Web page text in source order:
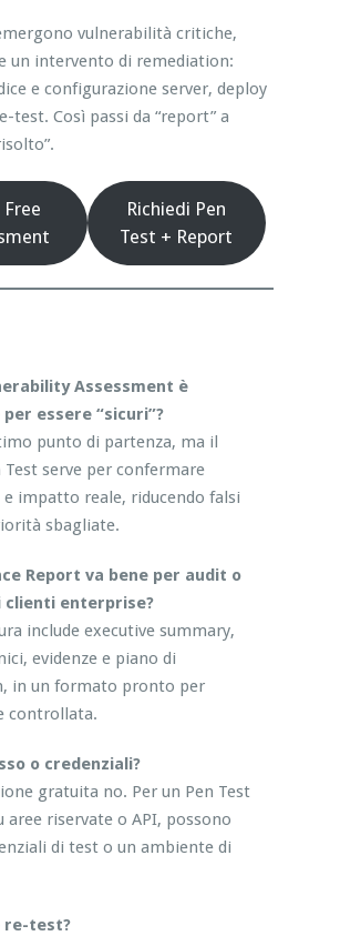
vulnerabilità critiche,
un intervento di remediation:
e configurazione server, deploy
test. Così passi da “report” a
Richiedi Pen
Test + Report
Assessment è
essere “sicuri”?
punto di partenza, ma il
serve per confermare
impatto reale, riducendo falsi
sbagliate.
Report va bene per audit o
clienti enterprise?
include executive summary,
evidenze e piano di
in un formato pronto per
controllata.
o credenziali?
gratuita no. Per un Pen Test
aree riservate o API, possono
di test o un ambiente di
re-test?